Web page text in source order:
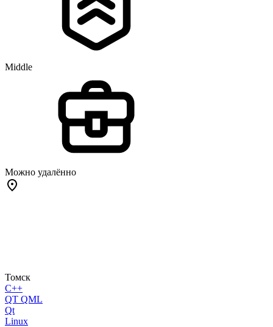
Middle
Можно удалённо
Томск
C++
QT QML
Qt
Linux